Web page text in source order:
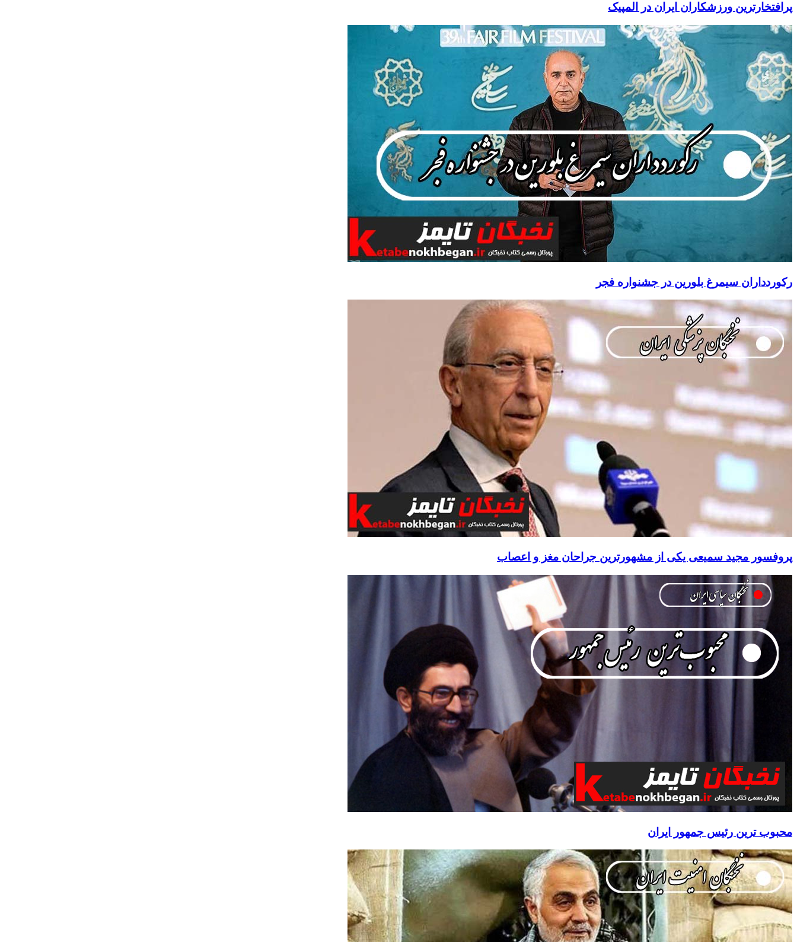
پرافتخارترین ورزشکاران ایران در المپیک
رکوردداران سیمرغ بلورین در جشنواره فجر
پروفسور مجید سمیعی یکی از مشهورترین جراحان مغز و اعصاب
محبوب ترین رئیس جمهور ایران